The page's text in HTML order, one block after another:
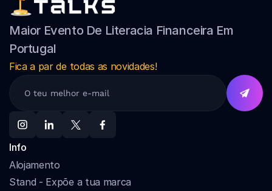
Maior Evento De Literacia Financeira Em
Portugal
Fica a par de todas as novidades!
Info
Alojamento
Stand - Expõe a tua marca